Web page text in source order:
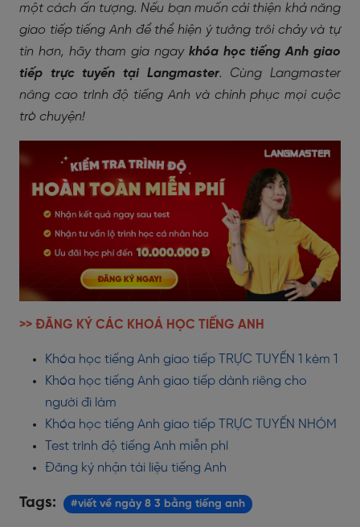
một cách ấn tượng. Nếu bạn muốn cải thiện khả năng
giao tiếp tiếng Anh để thể hiện ý tưởng trôi chảy và tự
tin hơn, hãy tham gia ngay khóa học tiếng Anh giao
tiếp trực tuyến tại Langmaster. Cùng Langmaster
nâng cao trình độ tiếng Anh và chinh phục mọi cuộc
trò chuyện!
>> ĐĂNG KÝ CÁC KHOÁ HỌC TIẾNG ANH
Khóa học tiếng Anh giao tiếp TRỰC TUYẾN 1 kèm 1
Khóa học tiếng Anh giao tiếp dành riêng cho
người đi làm
Khóa học tiếng Anh giao tiếp TRỰC TUYẾN NHÓM
Test trình độ tiếng Anh miễn phí
Đăng ký nhận tài liệu tiếng Anh
Tags: #viết về ngày 8 3 bằng tiếng anh